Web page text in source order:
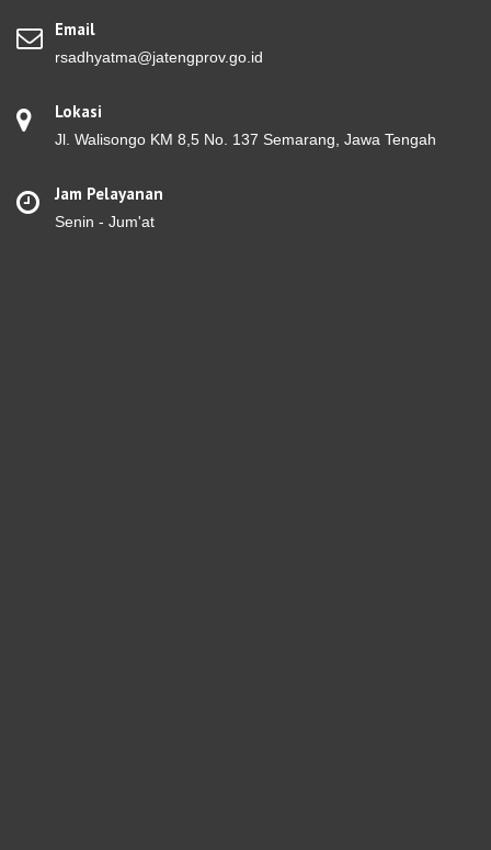
Email
rsadhyatma@jatengprov.go.id
Lokasi
Jl. Walisongo KM 8,5 No. 137 Semarang, Jawa Tengah
Jam Pelayanan
Senin - Jum'at